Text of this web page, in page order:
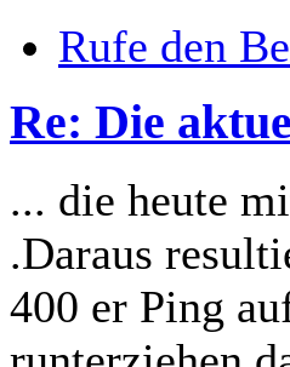
Rufe den
Re: Die
... die heute
.Daraus
400 er Ping